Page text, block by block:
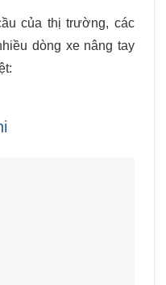
của thị trường, các
dòng xe nâng tay